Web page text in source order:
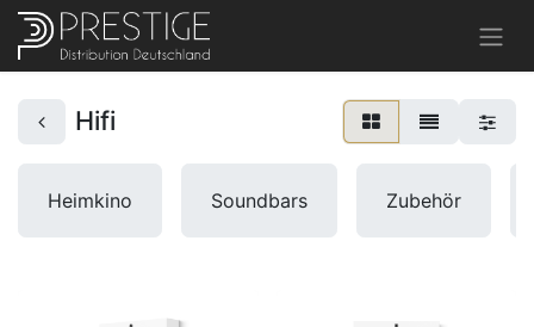
Hifi
Heimkino Soundbars Zubehör